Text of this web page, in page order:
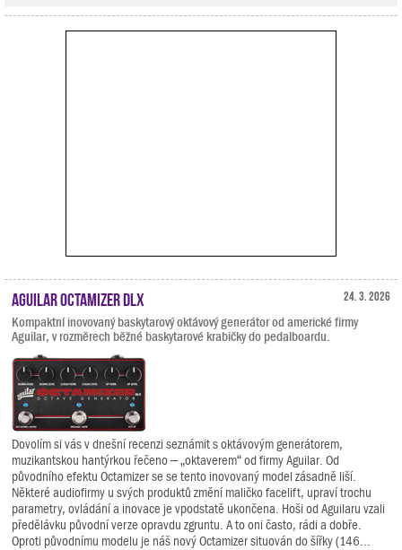
24. 3. 2026
Aguilar Octamizer DLX
Kompaktní inovovaný baskytarový oktávový generátor od americké firmy
Aguilar, v rozměrech běžné baskytarové krabičky do pedalboardu.
Dovolím si vás v dnešní recenzi seznámit s oktávovým generátorem,
muzikantskou hantýrkou řečeno – „oktaverem“ od firmy Aguilar. Od
původního efektu Octamizer se se tento inovovaný model zásadně liší.
Některé audiofirmy u svých produktů změní maličko facelift, upraví trochu
parametry, ovládání a inovace je vpodstatě ukončena. Hoši od Aguilaru vzali
předělávku původní verze opravdu zgruntu. A to oni často, rádi a dobře.
Oproti původnímu modelu je náš nový Octamizer situován do šířky (146...